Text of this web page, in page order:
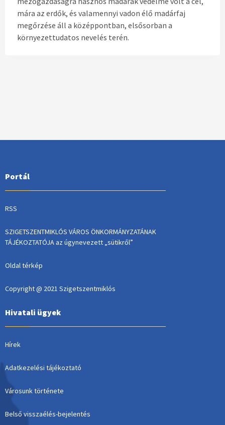
mára az erdők, és valamennyi vadon élő madárfaj
megőrzése áll a középpontban, elsősorban a
környezettudatos nevelés terén.
Portál
RSS
SZIGETSZENTMIKLÓS VÁROS ÖNKORMÁNYZATÁNAK
TÁJÉKOZTATÓJA az úgynevezett „sütikről”
Oldal térkép
Copyright @ 2021 Szigetszentmiklós
Hivatali ügyek
Hírek
Adatkezelési tájékoztató
Városunk története
Belső visszaélés-bejelentés